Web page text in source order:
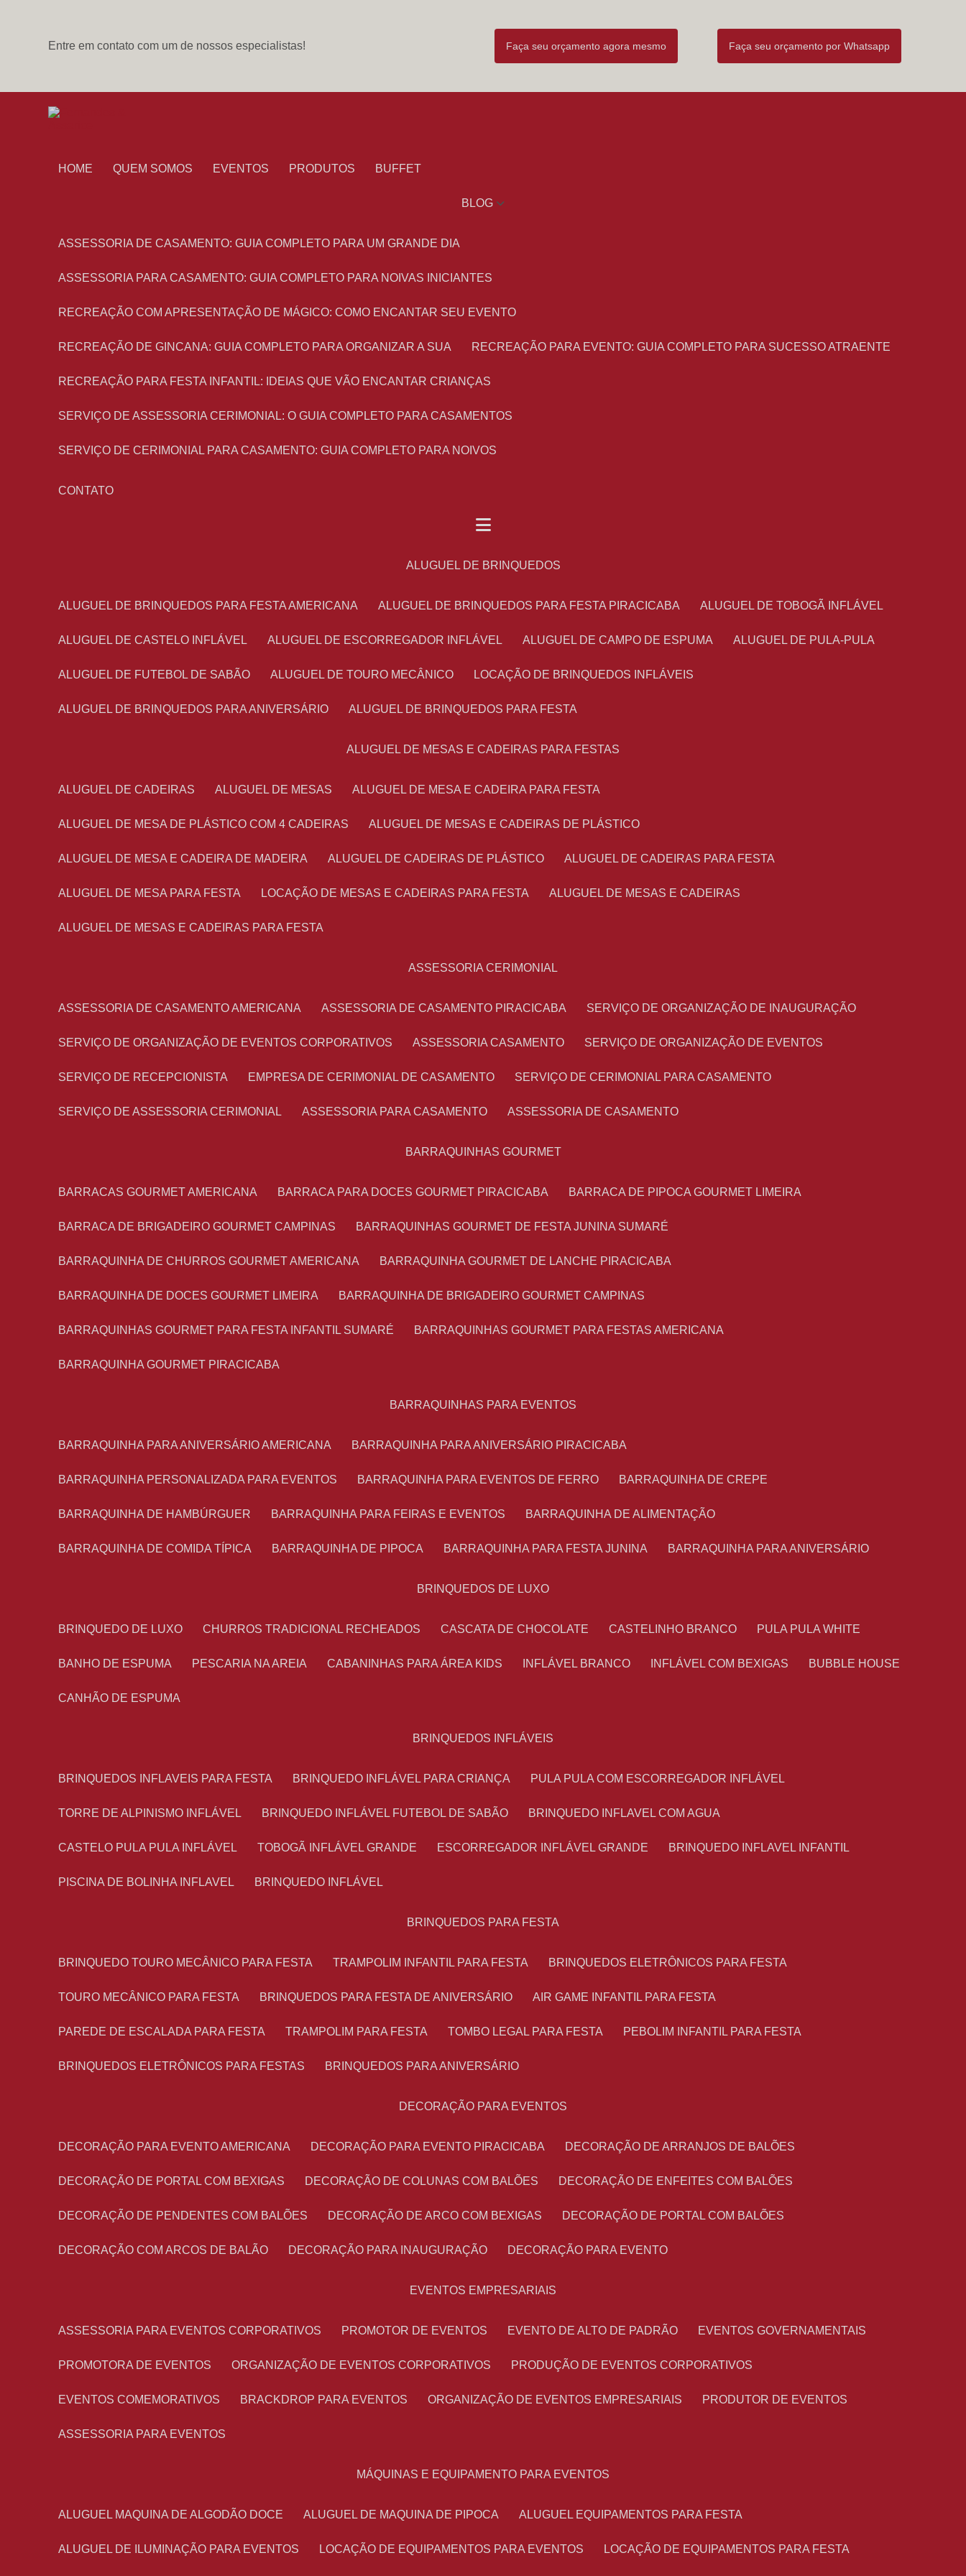
Entre em contato com um de nossos especialistas! Faça seu orçamento agora mesmo Faça seu orçamento por Whatsapp
HOME QUEM SOMOS EVENTOS PRODUTOS BUFFET
BLOG
ASSESSORIA DE CASAMENTO: GUIA COMPLETO PARA UM GRANDE DIA
ASSESSORIA PARA CASAMENTO: GUIA COMPLETO PARA NOIVAS INICIANTES
RECREAÇÃO COM APRESENTAÇÃO DE MÁGICO: COMO ENCANTAR SEU EVENTO
RECREAÇÃO DE GINCANA: GUIA COMPLETO PARA ORGANIZAR A SUA RECREAÇÃO PARA EVENTO: GUIA COMPLETO PARA SUCESSO ATRAENTE
RECREAÇÃO PARA FESTA INFANTIL: IDEIAS QUE VÃO ENCANTAR CRIANÇAS
SERVIÇO DE ASSESSORIA CERIMONIAL: O GUIA COMPLETO PARA CASAMENTOS
SERVIÇO DE CERIMONIAL PARA CASAMENTO: GUIA COMPLETO PARA NOIVOS
CONTATO
ALUGUEL DE BRINQUEDOS
ALUGUEL DE BRINQUEDOS PARA FESTA AMERICANA ALUGUEL DE BRINQUEDOS PARA FESTA PIRACICABA ALUGUEL DE TOBOGÃ INFLÁVEL
ALUGUEL DE CASTELO INFLÁVEL ALUGUEL DE ESCORREGADOR INFLÁVEL ALUGUEL DE CAMPO DE ESPUMA ALUGUEL DE PULA-PULA
ALUGUEL DE FUTEBOL DE SABÃO ALUGUEL DE TOURO MECÂNICO LOCAÇÃO DE BRINQUEDOS INFLÁVEIS
ALUGUEL DE BRINQUEDOS PARA ANIVERSÁRIO ALUGUEL DE BRINQUEDOS PARA FESTA
ALUGUEL DE MESAS E CADEIRAS PARA FESTAS
ALUGUEL DE CADEIRAS ALUGUEL DE MESAS ALUGUEL DE MESA E CADEIRA PARA FESTA
ALUGUEL DE MESA DE PLÁSTICO COM 4 CADEIRAS ALUGUEL DE MESAS E CADEIRAS DE PLÁSTICO
ALUGUEL DE MESA E CADEIRA DE MADEIRA ALUGUEL DE CADEIRAS DE PLÁSTICO ALUGUEL DE CADEIRAS PARA FESTA
ALUGUEL DE MESA PARA FESTA LOCAÇÃO DE MESAS E CADEIRAS PARA FESTA ALUGUEL DE MESAS E CADEIRAS
ALUGUEL DE MESAS E CADEIRAS PARA FESTA
ASSESSORIA CERIMONIAL
ASSESSORIA DE CASAMENTO AMERICANA ASSESSORIA DE CASAMENTO PIRACICABA SERVIÇO DE ORGANIZAÇÃO DE INAUGURAÇÃO
SERVIÇO DE ORGANIZAÇÃO DE EVENTOS CORPORATIVOS ASSESSORIA CASAMENTO SERVIÇO DE ORGANIZAÇÃO DE EVENTOS
SERVIÇO DE RECEPCIONISTA EMPRESA DE CERIMONIAL DE CASAMENTO SERVIÇO DE CERIMONIAL PARA CASAMENTO
SERVIÇO DE ASSESSORIA CERIMONIAL ASSESSORIA PARA CASAMENTO ASSESSORIA DE CASAMENTO
BARRAQUINHAS GOURMET
BARRACAS GOURMET AMERICANA BARRACA PARA DOCES GOURMET PIRACICABA BARRACA DE PIPOCA GOURMET LIMEIRA
BARRACA DE BRIGADEIRO GOURMET CAMPINAS BARRAQUINHAS GOURMET DE FESTA JUNINA SUMARÉ
BARRAQUINHA DE CHURROS GOURMET AMERICANA BARRAQUINHA GOURMET DE LANCHE PIRACICABA
BARRAQUINHA DE DOCES GOURMET LIMEIRA BARRAQUINHA DE BRIGADEIRO GOURMET CAMPINAS
BARRAQUINHAS GOURMET PARA FESTA INFANTIL SUMARÉ BARRAQUINHAS GOURMET PARA FESTAS AMERICANA
BARRAQUINHA GOURMET PIRACICABA
BARRAQUINHAS PARA EVENTOS
BARRAQUINHA PARA ANIVERSÁRIO AMERICANA BARRAQUINHA PARA ANIVERSÁRIO PIRACICABA
BARRAQUINHA PERSONALIZADA PARA EVENTOS BARRAQUINHA PARA EVENTOS DE FERRO BARRAQUINHA DE CREPE
BARRAQUINHA DE HAMBÚRGUER BARRAQUINHA PARA FEIRAS E EVENTOS BARRAQUINHA DE ALIMENTAÇÃO
BARRAQUINHA DE COMIDA TÍPICA BARRAQUINHA DE PIPOCA BARRAQUINHA PARA FESTA JUNINA BARRAQUINHA PARA ANIVERSÁRIO
BRINQUEDOS DE LUXO
BRINQUEDO DE LUXO CHURROS TRADICIONAL RECHEADOS CASCATA DE CHOCOLATE CASTELINHO BRANCO PULA PULA WHITE
BANHO DE ESPUMA PESCARIA NA AREIA CABANINHAS PARA ÁREA KIDS INFLÁVEL BRANCO INFLÁVEL COM BEXIGAS BUBBLE HOUSE
CANHÃO DE ESPUMA
BRINQUEDOS INFLÁVEIS
BRINQUEDOS INFLAVEIS PARA FESTA BRINQUEDO INFLÁVEL PARA CRIANÇA PULA PULA COM ESCORREGADOR INFLÁVEL
TORRE DE ALPINISMO INFLÁVEL BRINQUEDO INFLÁVEL FUTEBOL DE SABÃO BRINQUEDO INFLAVEL COM AGUA
CASTELO PULA PULA INFLÁVEL TOBOGÃ INFLÁVEL GRANDE ESCORREGADOR INFLÁVEL GRANDE BRINQUEDO INFLAVEL INFANTIL
PISCINA DE BOLINHA INFLAVEL BRINQUEDO INFLÁVEL
BRINQUEDOS PARA FESTA
BRINQUEDO TOURO MECÂNICO PARA FESTA TRAMPOLIM INFANTIL PARA FESTA BRINQUEDOS ELETRÔNICOS PARA FESTA
TOURO MECÂNICO PARA FESTA BRINQUEDOS PARA FESTA DE ANIVERSÁRIO AIR GAME INFANTIL PARA FESTA
PAREDE DE ESCALADA PARA FESTA TRAMPOLIM PARA FESTA TOMBO LEGAL PARA FESTA PEBOLIM INFANTIL PARA FESTA
BRINQUEDOS ELETRÔNICOS PARA FESTAS BRINQUEDOS PARA ANIVERSÁRIO
DECORAÇÃO PARA EVENTOS
DECORAÇÃO PARA EVENTO AMERICANA DECORAÇÃO PARA EVENTO PIRACICABA DECORAÇÃO DE ARRANJOS DE BALÕES
DECORAÇÃO DE PORTAL COM BEXIGAS DECORAÇÃO DE COLUNAS COM BALÕES DECORAÇÃO DE ENFEITES COM BALÕES
DECORAÇÃO DE PENDENTES COM BALÕES DECORAÇÃO DE ARCO COM BEXIGAS DECORAÇÃO DE PORTAL COM BALÕES
DECORAÇÃO COM ARCOS DE BALÃO DECORAÇÃO PARA INAUGURAÇÃO DECORAÇÃO PARA EVENTO
EVENTOS EMPRESARIAIS
ASSESSORIA PARA EVENTOS CORPORATIVOS PROMOTOR DE EVENTOS EVENTO DE ALTO DE PADRÃO EVENTOS GOVERNAMENTAIS
PROMOTORA DE EVENTOS ORGANIZAÇÃO DE EVENTOS CORPORATIVOS PRODUÇÃO DE EVENTOS CORPORATIVOS
EVENTOS COMEMORATIVOS BRACKDROP PARA EVENTOS ORGANIZAÇÃO DE EVENTOS EMPRESARIAIS PRODUTOR DE EVENTOS
ASSESSORIA PARA EVENTOS
MÁQUINAS E EQUIPAMENTO PARA EVENTOS
ALUGUEL MAQUINA DE ALGODÃO DOCE ALUGUEL DE MAQUINA DE PIPOCA ALUGUEL EQUIPAMENTOS PARA FESTA
ALUGUEL DE ILUMINAÇÃO PARA EVENTOS LOCAÇÃO DE EQUIPAMENTOS PARA EVENTOS LOCAÇÃO DE EQUIPAMENTOS PARA FESTA